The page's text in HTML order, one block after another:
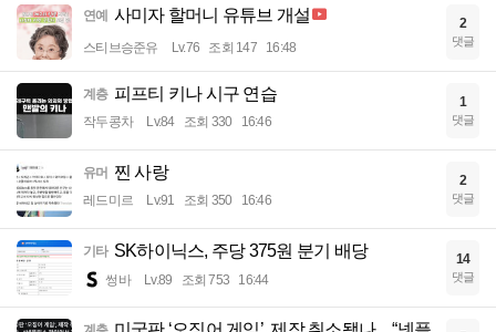
연예 사미자 할머니 유튜브 개설
스티브승준유 Lv.76 조회 147 16:48
2
댓글
계층 피프티 키나 시구 연습
작두콩차 Lv.84 조회 330 16:46
1
댓글
유머 찐 사랑
레드미르 Lv.91 조회 350 16:46
2
댓글
기타 SK하이닉스, 주당 375원 분기 배당
썽바 Lv.89 조회 753 16:44
14
댓글